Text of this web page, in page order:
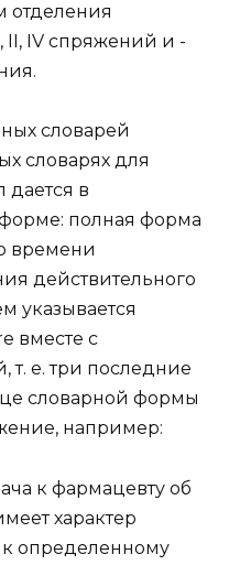
отделения
II, IV спряжений и -
словарей
словарях для
дается в
полная форма
времени
действительного
указывается
вместе с
т. е. три последние
словарной формы
например:
к фармацевту об
характер
определенному